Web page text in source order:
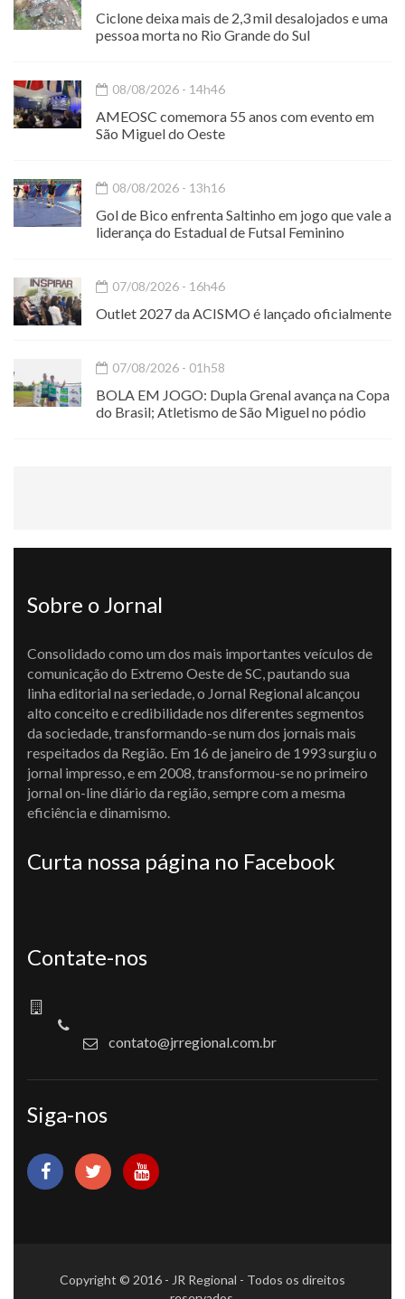
Ciclone deixa mais de 2,3 mil desalojados e uma
pessoa morta no Rio Grande do Sul
08/08/2026 - 14h46
AMEOSC comemora 55 anos com evento em
São Miguel do Oeste
08/08/2026 - 13h16
Gol de Bico enfrenta Saltinho em jogo que vale a
liderança do Estadual de Futsal Feminino
07/08/2026 - 16h46
Outlet 2027 da ACISMO é lançado oficialmente
07/08/2026 - 01h58
BOLA EM JOGO: Dupla Grenal avança na Copa
do Brasil; Atletismo de São Miguel no pódio
Sobre o Jornal
Consolidado como um dos mais importantes veículos de
comunicação do Extremo Oeste de SC, pautando sua
linha editorial na seriedade, o Jornal Regional alcançou
alto conceito e credibilidade nos diferentes segmentos
da sociedade, transformando-se num dos jornais mais
respeitados da Região. Em 16 de janeiro de 1993 surgiu o
jornal impresso, e em 2008, transformou-se no primeiro
jornal on-line diário da região, sempre com a mesma
eficiência e dinamismo.
Curta nossa página no Facebook
Contate-nos
contato@jrregional.com.br
Siga-nos
Copyright © 2016 - JR Regional - Todos os direitos